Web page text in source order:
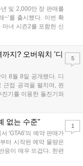
및 2,000만 장 판매를
~’를 출시했다. 이번 확
녀 시즌2를 포함한 신
작품을 완결 짓는다.
시리즈의 미래를 향한
지? 오버워치 '디
8월 8일 공개됐다. 디
근접 공격을 펼치며, 왼
기를 이용한 돌진기와
시 맨몸으로 기관총을
예정이다....
5
없는 수준"
'GTA6'의 예약 판매가
터 시작된 예약 물량은
응이 매우 뜨겁다. 한편
출시될 예정이며, 록
1